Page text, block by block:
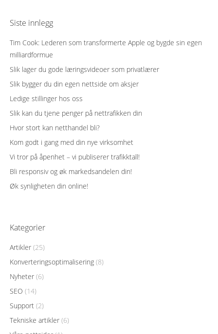
Siste innlegg
Tim Cook: Lederen som transformerte Apple og bygde sin egen
milliardformue
Slik lager du gode læringsvideoer som privatlærer
Slik bygger du din egen nettside om aksjer
Ledige stillinger hos oss
Slik kan du tjene penger på nettrafikken din
Hvor stort kan netthandel bli?
Kom godt i gang med din nye virksomhet
Vi tror på åpenhet – vi publiserer trafikktall!
Bli responsiv og øk markedsandelen din!
Øk synligheten din online!
Kategorier
Artikler (25)
Konverteringsoptimalisering (8)
Nyheter (6)
SEO (14)
Support (2)
Tekniske artikler (6)